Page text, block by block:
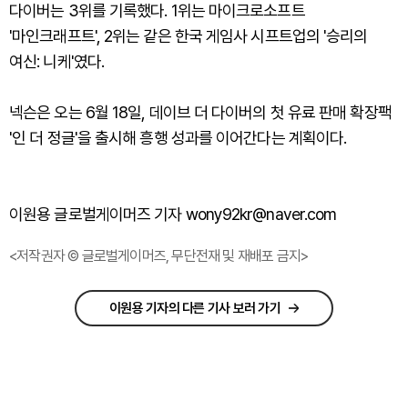
다이버는 3위를 기록했다. 1위는 마이크로소프트
'마인크래프트', 2위는 같은 한국 게임사 시프트업의 '승리의
여신: 니케'였다.
넥슨은 오는 6월 18일, 데이브 더 다이버의 첫 유료 판매 확장팩
'인 더 정글'을 출시해 흥행 성과를 이어간다는 계획이다.
이원용 글로벌게이머즈 기자 wony92kr@naver.com
<저작권자 © 글로벌게이머즈, 무단전재 및 재배포 금지>
이원용 기자의 다른 기사 보러 가기